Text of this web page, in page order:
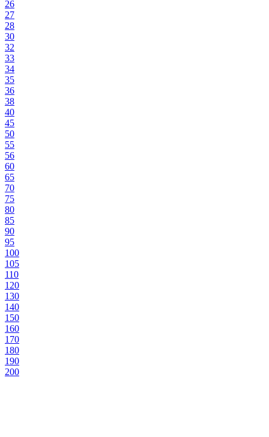
26
27
28
30
32
33
34
35
36
38
40
45
50
55
56
60
65
70
75
80
85
90
95
100
105
110
120
130
140
150
160
170
180
190
200